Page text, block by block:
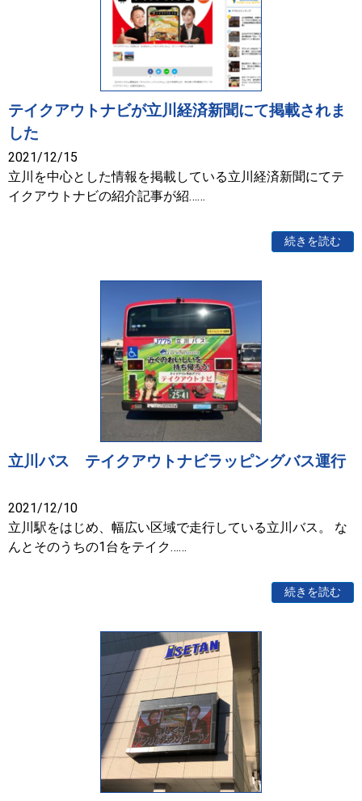
テイクアウトナビが立川経済新聞にて掲載されま
した
2021/12/15
立川を中心とした情報を掲載している立川経済新聞にてテ
イクアウトナビの紹介記事が紹……
続きを読む
立川バス テイクアウトナビラッピングバス運行
2021/12/10
立川駅をはじめ、幅広い区域で走行している立川バス。 な
んとそのうちの1台をテイク……
続きを読む